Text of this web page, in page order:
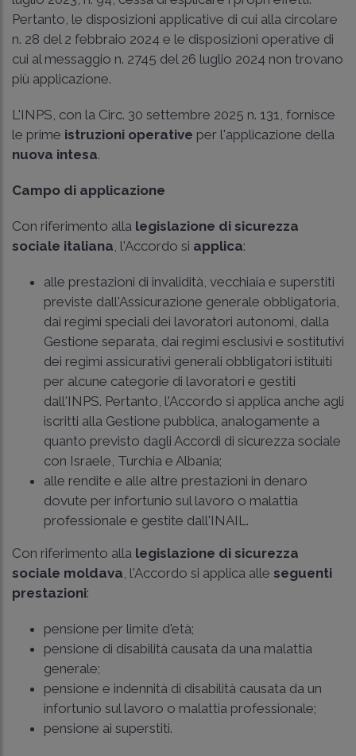
Pertanto, le disposizioni applicative di cui alla circolare
n. 28 del 2 febbraio 2024 e le disposizioni operative di
cui al messaggio n. 2745 del 26 luglio 2024 non trovano
più applicazione.
L'INPS, con la Circ. 30 settembre 2025 n. 131 , fornisce
le prime istruzioni operative per l'applicazione della
nuova intesa.
Campo di applicazione
Con riferimento alla legislazione di sicurezza
sociale italiana , l'Accordo si applica:
alle prestazioni di invalidità, vecchiaia e superstiti
previste dall'Assicurazione generale obbligatoria,
dai regimi speciali dei lavoratori autonomi, dalla
Gestione separata, dai regimi esclusivi e sostitutivi
dei regimi assicurativi generali obbligatori istituiti
per alcune categorie di lavoratori e gestiti
dall'INPS. Pertanto, l'Accordo si applica anche agli
iscritti alla Gestione pubblica, analogamente a
quanto previsto dagli Accordi di sicurezza sociale
con Israele, Turchia e Albania;
alle rendite e alle altre prestazioni in denaro
dovute per infortunio sul lavoro o malattia
professionale e gestite dall'INAIL.
Con riferimento alla legislazione di sicurezza
sociale moldava , l'Accordo si applica alle seguenti
prestazioni:
pensione per limite d'età;
pensione di disabilità causata da una malattia
generale;
pensione e indennità di disabilità causata da un
infortunio sul lavoro o malattia professionale;
pensione ai superstiti.